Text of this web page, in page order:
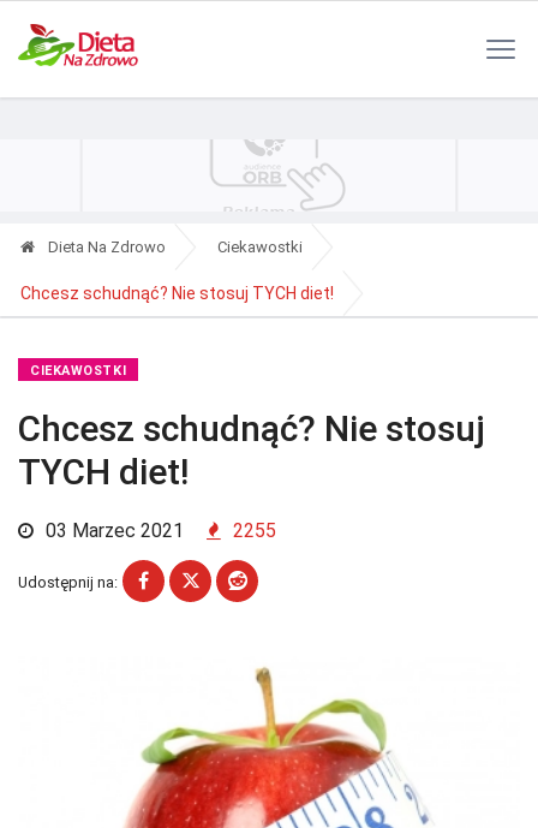
Dieta Na Zdrowo Ciekawostki
Chcesz schudnąć? Nie stosuj TYCH diet!
CIEKAWOSTKI
Chcesz schudnąć? Nie stosuj
TYCH diet!
03 Marzec 2021 2255
Udostępnij na: